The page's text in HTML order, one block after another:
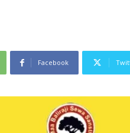
Facebook